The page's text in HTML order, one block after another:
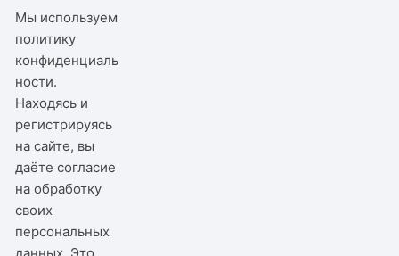
Мы используем
политику
конфиденциаль
ности.
Находясь и
регистрируясь
на сайте, вы
даёте согласие
на обработку
своих
персональных